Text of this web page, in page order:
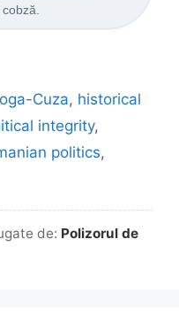
Cuza, historical
integrity,
politics,
de: Polizorul de